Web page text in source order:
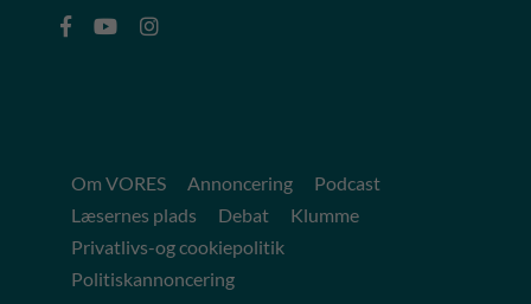
Om VORES Annoncering
Podcast
Læsernes plads
Debat
Klumme
Privatlivs-og cookiepolitik
Politiskannoncering